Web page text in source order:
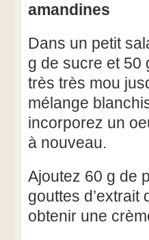
amandines
Dans un petit
g de sucre et 50
très très mou
mélange
incorporez un
à nouveau.
Ajoutez 60 g de
gouttes d’extrait
obtenir une